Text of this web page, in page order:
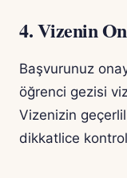
4. Vizenin
Başvurunuz
öğrenci gezisi
Vizenizin
dikkatlice